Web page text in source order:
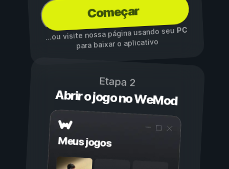
Começar
...ou visite nossa página usando seuPC
para baixar o aplicativo
Etapa 2
Abrir o jogo no WeMod
Meus jogos